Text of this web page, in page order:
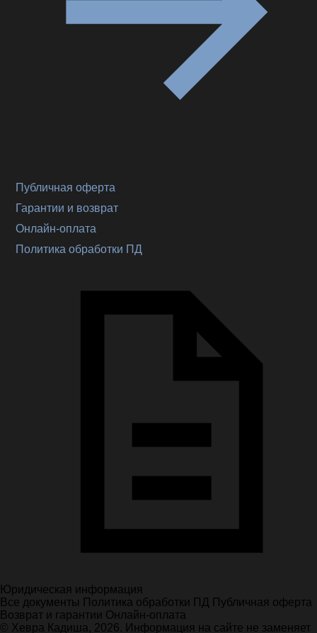
Публичная оферта
Гарантии и возврат
Онлайн-оплата
Политика обработки ПД
Юридическая информация
Все документы Политика обработки ПД
Публичная оферта
Возврат и гарантии Онлайн-оплата
© Хевра Кадиша, 2026. Информация на сайте не заменяет